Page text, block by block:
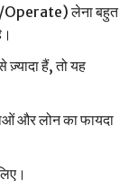
Operate) लेना बहुत
ज़्यादा हैं, तो यह
और लोन का फायदा